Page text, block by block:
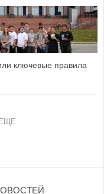
ключевые правила